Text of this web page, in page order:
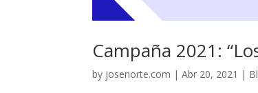
Campaña 2021:
by josenorte.com |Abr 20, 2021 |